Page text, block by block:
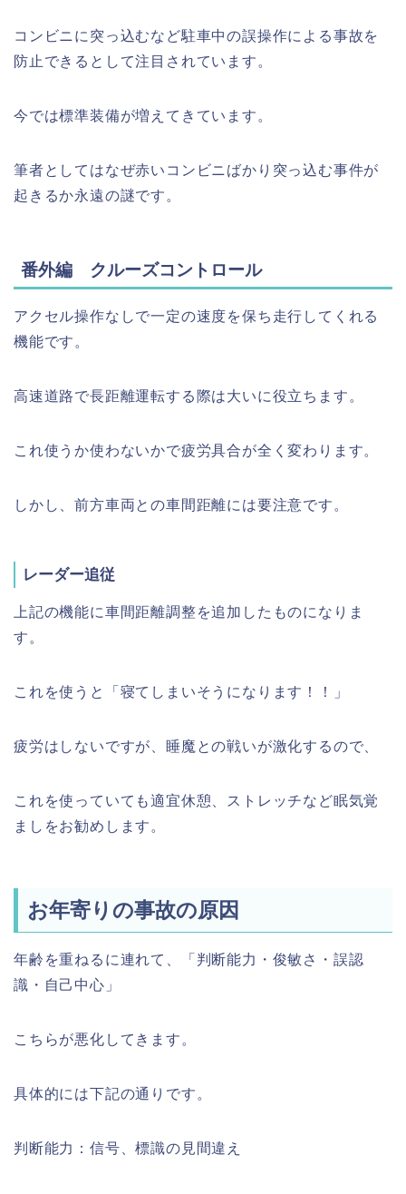
コンビニに突っ込むなど駐車中の誤操作による事故を
防止できるとして注目されています。
今では標準装備が増えてきています。
筆者としてはなぜ赤いコンビニばかり突っ込む事件が
起きるか永遠の謎です。
番外編 クルーズコントロール
アクセル操作なしで一定の速度を保ち走行してくれる
機能です。
高速道路で長距離運転する際は大いに役立ちます。
これ使うか使わないかで疲労具合が全く変わります。
しかし、前方車両との車間距離には要注意です。
レーダー追従
上記の機能に車間距離調整を追加したものになりま
す。
これを使うと「寝てしまいそうになります！！」
疲労はしないですが、睡魔との戦いが激化するので、
これを使っていても適宜休憩、ストレッチなど眠気覚
ましをお勧めします。
お年寄りの事故の原因
年齢を重ねるに連れて、「判断能力・俊敏さ・誤認
識・自己中心」
こちらが悪化してきます。
具体的には下記の通りです。
判断能力：信号、標識の見間違え